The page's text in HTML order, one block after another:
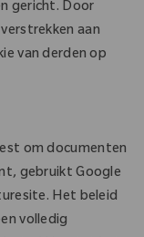
gericht. Door
aan
van derden op
om documenten
gebruikt Google
Het beleid
volledig